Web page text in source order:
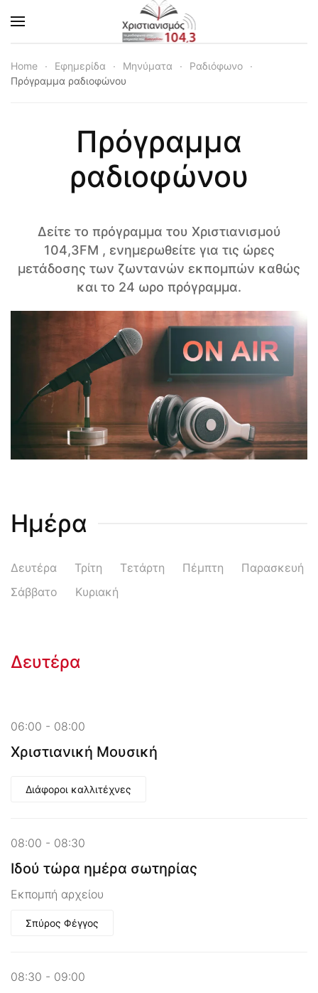
Skip to main content
Home Εφημερίδα Μηνύματα
Ραδιόφωνο
Πρόγραμμα ραδιοφώνου
Πρόγραμμα
ραδιοφώνου
Δείτε το πρόγραμμα του Χριστιανισμού
104,3FM , ενημερωθείτε για τις ώρες
μετάδοσης των ζωντανών εκπομπών καθώς
και το 24 ωρο πρόγραμμα.
Ημέρα
Δευτέρα Τρίτη Τετάρτη Πέμπτη
Παρασκευή
Σάββατο
Κυριακή
Δευτέρα
06:00 - 08:00
Χριστιανική Μουσική
Διάφοροι καλλιτέχνες
08:00 - 08:30
Ιδού τώρα ημέρα σωτηρίας
Εκπομπή αρχείου
Σπύρος Φέγγος
08:30 - 09:00